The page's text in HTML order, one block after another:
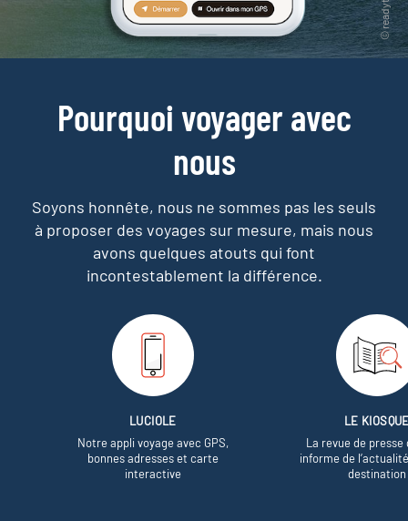
Pourquoi voyager avec
nous
Soyons honnête, nous ne sommes pas les seuls
à proposer des voyages sur mesure, mais nous
avons quelques atouts qui font
incontestablement la différence.
LUCIOLE
Notre appli voyage avec GPS,
bonnes adresses et carte
interactive
LE
La revue de presse
informe de
destination